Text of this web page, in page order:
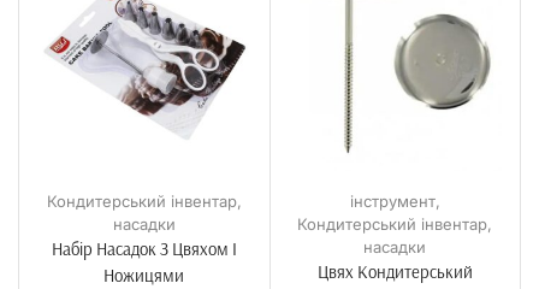
Кондитерський інвентар,
насадки
Набір Насадок З Цвяхом І
Ножицями
інструмент,
Кондитерський інвентар,
насадки
Цвях Кондитерський